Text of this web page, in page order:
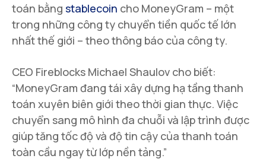
toán bằng stablecoin cho MoneyGram – một
trong những công ty chuyển tiền quốc tế lớn
nhất thế giới – theo thông báo của công ty.
CEO Fireblocks Michael Shaulov cho biết:
“MoneyGram đang tái xây dựng hạ tầng thanh
toán xuyên biên giới theo thời gian thực. Việc
chuyển sang mô hình đa chuỗi và lập trình được
giúp tăng tốc độ và độ tin cậy của thanh toán
toàn cầu ngay từ lớp nền tảng.”